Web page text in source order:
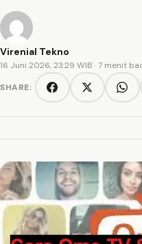
Virenial Tekno
16 Juni 2026, 23:29 WIB · 7 menit
SHARE:
FacebookTwitter/X